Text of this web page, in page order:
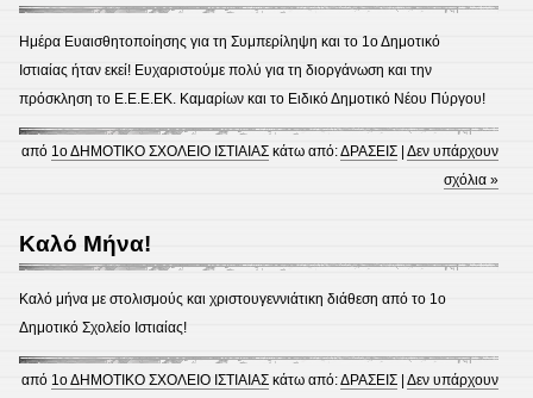
Ημέρα Ευαισθητοποίησης για τη Συμπερίληψη και το 1ο Δημοτικό
Ιστιαίας ήταν εκεί! Ευχαριστούμε πολύ για τη διοργάνωση και την
πρόσκληση το Ε.Ε.Ε.ΕΚ. Καμαρίων και το Ειδικό Δημοτικό Νέου Πύργου!
από 1ο ΔΗΜΟΤΙΚΟ ΣΧΟΛΕΙΟ ΙΣΤΙΑΙΑΣ κάτω από:ΔΡΑΣΕΙΣ |Δεν υπάρχουν
σχόλια »
Καλό Μήνα!
Καλό μήνα με στολισμούς και χριστουγεννιάτικη διάθεση από το 1ο
Δημοτικό Σχολείο Ιστιαίας!
από 1ο ΔΗΜΟΤΙΚΟ ΣΧΟΛΕΙΟ ΙΣΤΙΑΙΑΣ κάτω από:ΔΡΑΣΕΙΣ |Δεν υπάρχουν